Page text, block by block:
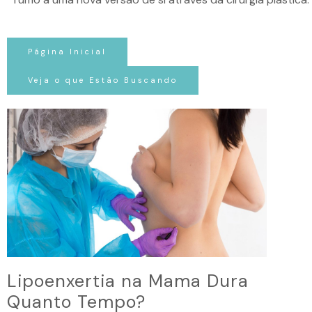
Página Inicial
Veja o que Estão Buscando
Lipoenxertia na Mama Dura
Quanto Tempo?